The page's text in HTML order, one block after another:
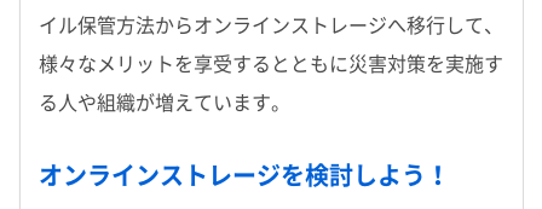
イル保管方法からオンラインストレージへ移行して、
様々なメリットを享受するとともに災害対策を実施す
る人や組織が増えています。
オンラインストレージを検討しよう！